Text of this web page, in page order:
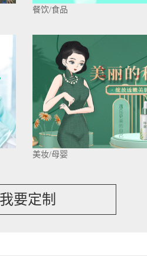
餐饮/食品
美妆/母婴
我要定制